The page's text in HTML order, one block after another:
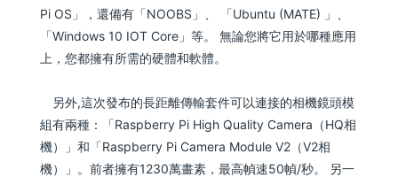
Pi OS」，還備有「NOOBS」、 「Ubuntu (MATE) 」、
「Windows 10 IOT Core」等。 無論您將它用於哪種應用
上，您都擁有所需的硬體和軟體。
另外,這次發布的長距離傳輸套件可以連接的相機鏡頭模
組有兩種：「Raspberry Pi High Quality Camera（HQ相
機）」和「Raspberry Pi Camera Module V2（V2相
機）」。前者擁有1230萬畫素，最高幀速50幀/秒。 另一